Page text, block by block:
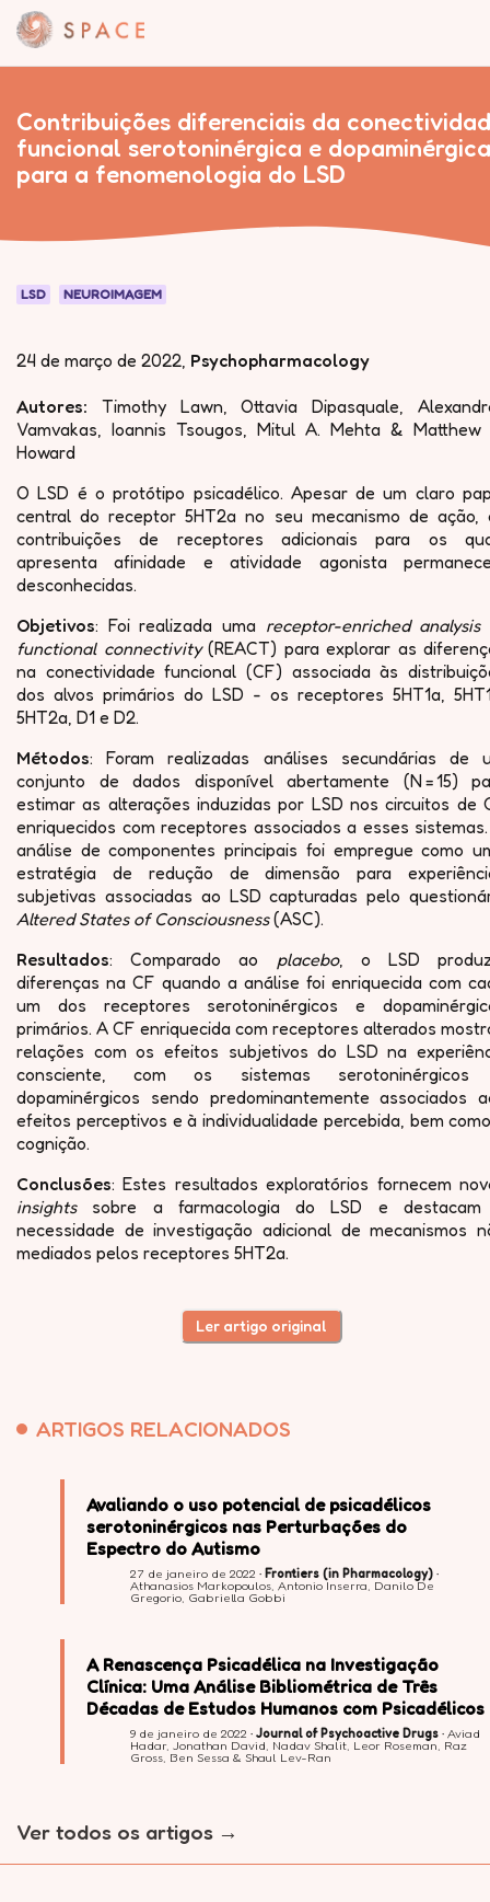
Contribuições diferenciais da
funcional serotoninérgica e dopaminérgica
para a fenomenologia do LSD
LSD NEUROIMAGEM
24 de março de 2022, Psychopharmacology
Autores:
Timothy Lawn, Ottavia Dipasquale,
Vamvakas, Ioannis Tsougos, Mitul A. Mehta & Matthew
Howard
O LSD é o protótipo psicadélico. Apesar de um claro
central do receptor 5HT2a no seu mecanismo de ação,
contribuições de receptores adicionais para os
apresenta afinidade e atividade agonista
desconhecidas.
Objetivos: Foi realizada uma receptor-enriched analysis
functional connectivity(REACT) para explorar as
na conectividade funcional (CF) associada às
dos alvos primários do LSD - os receptores 5HT1a,
5HT2a, D1 e D2.
Métodos: Foram realizadas análises secundárias de
conjunto de dados disponível abertamente (N = 15)
estimar as alterações induzidas por LSD nos circuitos de
enriquecidos com receptores associados a esses
análise de componentes principais foi empregue como
estratégia de redução de dimensão para
subjetivas associadas ao LSD capturadas pelo
Altered States of Consciousness(ASC).
Resultados: Comparado ao placebo, o LSD
diferenças na CF quando a análise foi enriquecida com
um dos receptores serotoninérgicos e
primários. A CF enriquecida com receptores alterados
relações com os efeitos subjetivos do LSD na
consciente, com os sistemas
dopaminérgicos sendo predominantemente associados
efeitos perceptivos e à individualidade percebida, bem
cognição.
Conclusões: Estes resultados exploratórios fornecem
insightssobre a farmacologia do LSD e
necessidade de investigação adicional de mecanismos
mediados pelos receptores 5HT2a.
Ler artigo original
ARTIGOS RELACIONADOS
Avaliando o uso potencial de psicadélicos
serotoninérgicos nas Perturbações do
Espectro do Autismo
27 de janeiro de 2022 • Frontiers (in Pharmacology) •
Athanasios Markopoulos, Antonio Inserra, Danilo De
Gregorio, Gabriella Gobbi
A Renascença Psicadélica na Investigação
Clínica: Uma Análise Bibliométrica de Três
Décadas de Estudos Humanos com Psicadélicos
9 de janeiro de 2022 • Journal of Psychoactive Drugs • Aviad
Hadar, Jonathan David, Nadav Shalit, Leor Roseman, Raz
Gross, Ben Sessa & Shaul Lev-Ran
Ver todos os artigos